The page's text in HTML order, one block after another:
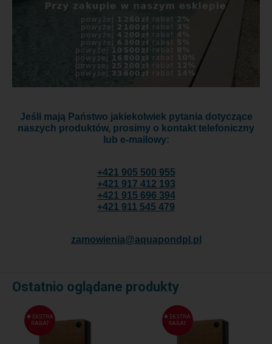
Jeśli mają Państwo jakiekolwiek pytania dotyczące
naszych produktów, prosimy o kontakt telefoniczny
lub e-mailowy:
+421 905 500 955
+421 917 412 193
+421 915 696 394
+421 911 545 479
zamowienia@aquapondpl.pl
Ostatnio oglądane produkty
EKSTRA
RABAT
EKSTRA
RABAT